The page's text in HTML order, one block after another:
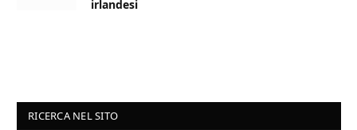
irlandesi
RICERCA NEL SITO